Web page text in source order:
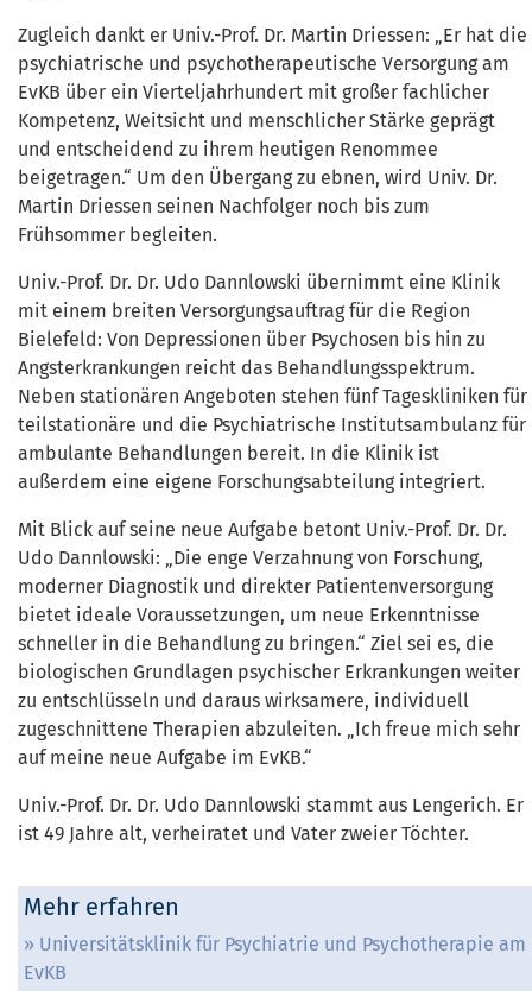
Zugleich dankt er Univ.-Prof. Dr. Martin Driessen: „Er hat die
psychiatrische und psychotherapeutische Versorgung am
EvKB über ein Vierteljahrhundert mit großer fachlicher
Kompetenz, Weitsicht und menschlicher Stärke geprägt
und entscheidend zu ihrem heutigen Renommee
beigetragen.“ Um den Übergang zu ebnen, wird Univ. Dr.
Martin Driessen seinen Nachfolger noch bis zum
Frühsommer begleiten.
Univ.-Prof. Dr. Dr. Udo Dannlowski übernimmt eine Klinik
mit einem breiten Versorgungsauftrag für die Region
Bielefeld: Von Depressionen über Psychosen bis hin zu
Angsterkrankungen reicht das Behandlungsspektrum.
Neben stationären Angeboten stehen fünf Tageskliniken für
teilstationäre und die Psychiatrische Institutsambulanz für
ambulante Behandlungen bereit. In die Klinik ist
außerdem eine eigene Forschungsabteilung integriert.
Mit Blick auf seine neue Aufgabe betont Univ.-Prof. Dr. Dr.
Udo Dannlowski: „Die enge Verzahnung von Forschung,
moderner Diagnostik und direkter Patientenversorgung
bietet ideale Voraussetzungen, um neue Erkenntnisse
schneller in die Behandlung zu bringen.“ Ziel sei es, die
biologischen Grundlagen psychischer Erkrankungen weiter
zu entschlüsseln und daraus wirksamere, individuell
zugeschnittene Therapien abzuleiten. „Ich freue mich sehr
auf meine neue Aufgabe im EvKB.“
Univ.-Prof. Dr. Dr. Udo Dannlowski stammt aus Lengerich. Er
ist 49 Jahre alt, verheiratet und Vater zweier Töchter.
Mehr erfahren
Universitätsklinik für Psychiatrie und Psychotherapie am
EvKB